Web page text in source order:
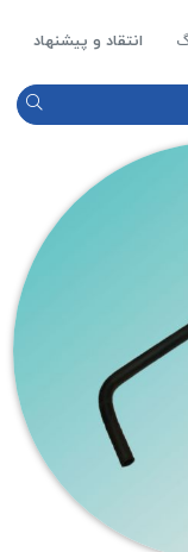
انتقاد و پیشنهاد